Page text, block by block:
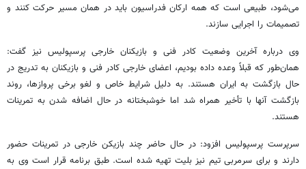
می‌شود، طبیعی است که همه ارکان فدراسیون باید در همان مسیر حرکت کنند و
تصمیمات را اجرایی سازند.
وی درباره آخرین وضعیت کادر فنی و بازیکنان خارجی پرسپولیس نیز گفت:
همان‌طور که قبلاً وعده داده بودیم، اعضای خارجی کادر فنی و بازیکنان به تدریج در
حال بازگشت به ایران هستند. به دلیل شرایط خاص و لغو برخی پروازها، روند
بازگشت آنها با تأخیر همراه شد اما خوشبختانه در حال اضافه شدن به تمرینات
هستند.
سرپرست پرسپولیس افزود: در حال حاضر چند بازیکن خارجی در تمرینات حضور
دارند و برای سرمربی تیم نیز بلیت تهیه شده است. طبق برنامه قرار است وی به